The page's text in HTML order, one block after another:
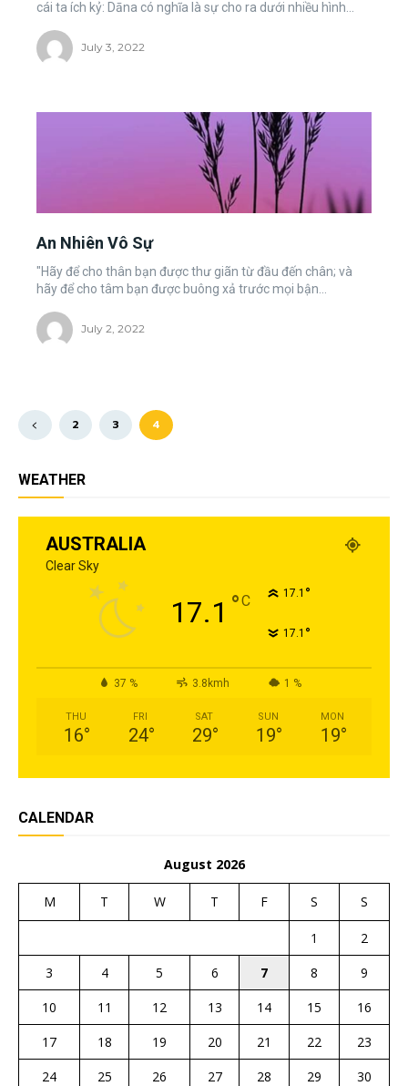
cái ta ích kỷ: Dāna có nghĩa là sự cho ra dưới nhiều hình...
July 3, 2022
An Nhiên Vô Sự
"Hãy để cho thân bạn được thư giãn từ đầu đến chân; và
hãy để cho tâm bạn được buông xả trước mọi bận...
July 2, 2022
2 3 4
WEATHER
AUSTRALIA
Clear Sky
17.1 °C 17.1 °
17.1 °
37 % 3.8kmh 1 %
THU
16°
FRI
24°
SAT
29°
SUN
19°
MON
19°
CALENDAR
August 2026
M T W T F S S
1
2
3
4 5 6 7 8
9
10
11 12 13 14 15
16
17
18 19 20 21 22
23
24
25 26 27 28 29
30